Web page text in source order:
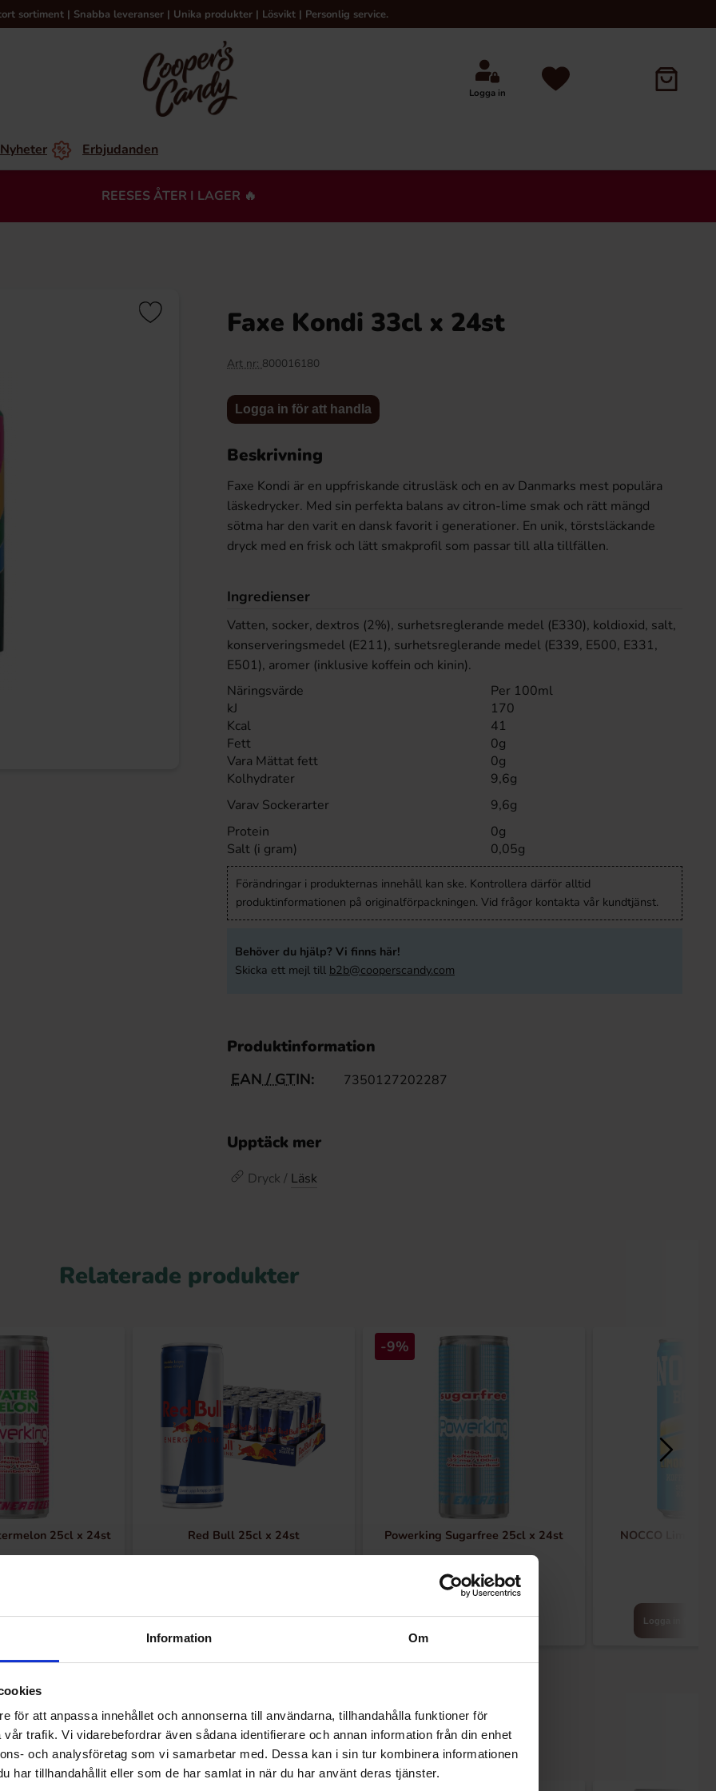
Information Om
för att anpassa innehållet och annonserna till användarna, tillhandahålla funktioner för
trafik. Vi vidarebefordrar även sådana identifierare och annan information från din enhet
och analysföretag som vi samarbetar med. Dessa kan i sin tur kombinera informationen
har tillhandahållit eller som de har samlat in när du har använt deras tjänster.
sortiment | Snabba leveranser | Unika produkter | Lösvikt | Personlig service.
Logga in
Nyheter Erbjudanden
REESES ÅTER I LAGER 🔥
Du kanske också gillar…
270ml x 10st
299 kr
Logga in för att handla
299 kr
Köp
162 kr
Faxe Kondi 33cl x 24st
Art nr: 800016180
Logga in för att handla
Beskrivning
Faxe Kondi är en uppfriskande citrusläsk och en av Danmarks mest populära
läskedrycker. Med sin perfekta balans av citron-lime smak och rätt mängd
sötma har den varit en dansk favorit i generationer. En unik, törstsläckande
dryck med en frisk och lätt smakprofil som passar till alla tillfällen.
Ingredienser
Vatten, socker, dextros (2%), surhetsreglerande medel (E330), koldioxid, salt,
konserveringsmedel (E211), surhetsreglerande medel (E339, E500, E331,
E501), aromer (inklusive koffein och kinin).
Näringsvärde
Per 100ml
kJ
170
Kcal
41
Fett
0g
Vara Mättat fett
0g
Kolhydrater
9,6g
Varav Sockerarter
9,6g
Protein
0g
Salt (i gram)
0,05g
Förändringar i produkternas innehåll kan ske. Kontrollera därför alltid
produktinformationen på originalförpackningen. Vid frågor kontakta vår kundtjänst.
Behöver du hjälp? Vi finns här!
Skicka ett mejl till b2b@cooperscandy.com
Produktinformation
EAN / GTIN:
7350127202287
Upptäck mer
Dryck / Läsk
Relaterade produkter
25cl x 24st Red Bull 25cl x 24st
-9%
Powerking Sugarfree 25cl x 24st NOCCO Limon
Logga in för att
Andra gillade